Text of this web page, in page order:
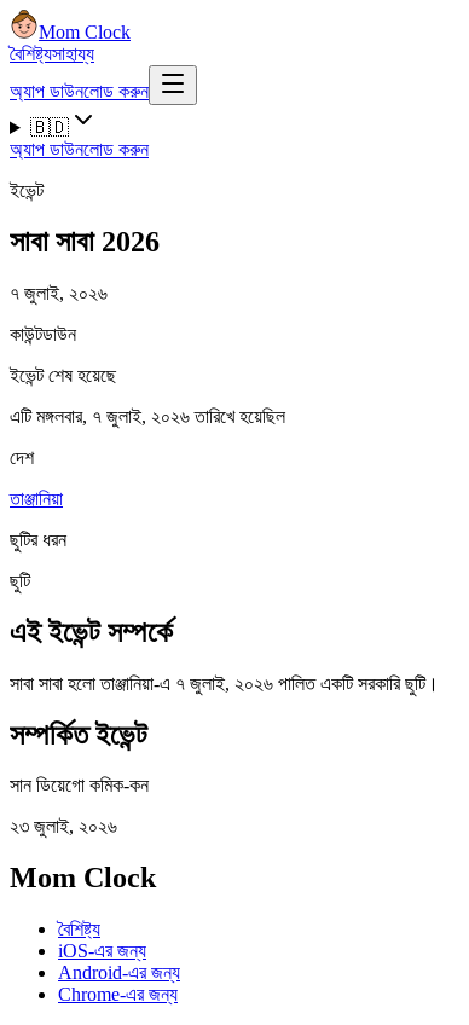
Mom Clock
বৈশিষ্ট্যসাহায্য
অ্যাপ ডাউনলোড করুন
🇧🇩
অ্যাপ ডাউনলোড করুন
ইভেন্ট
সাবা সাবা 2026
৭ জুলাই, ২০২৬
কাউন্টডাউন
ইভেন্ট শেষ হয়েছে
এটি মঙ্গলবার, ৭ জুলাই, ২০২৬ তারিখে হয়েছিল
দেশ
তাঞ্জানিয়া
ছুটির ধরন
ছুটি
এই ইভেন্ট সম্পর্কে
সাবা সাবা হলো তাঞ্জানিয়া-এ ৭ জুলাই, ২০২৬ পালিত একটি সরকারি ছুটি।
সম্পর্কিত ইভেন্ট
সান ডিয়েগো কমিক-কন
২৩ জুলাই, ২০২৬
Mom Clock
বৈশিষ্ট্য
iOS-এর জন্য
Android-এর জন্য
Chrome-এর জন্য